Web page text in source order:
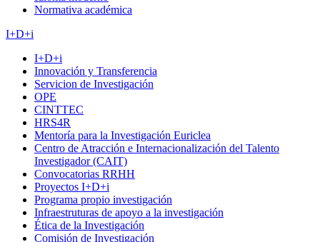
Normativa académica
I+D+i
I+D+i
Innovación y Transferencia
Servicion de Investigación
OPE
CINTTEC
HRS4R
Mentoría para la Investigación Euriclea
Centro de Atracción e Internacionalización del Talento
Investigador (CAIT)
Convocatorias RRHH
Proyectos I+D+i
Programa propio investigación
Infraestruturas de apoyo a la investigación
Ética de la Investigación
Comisión de Investigación